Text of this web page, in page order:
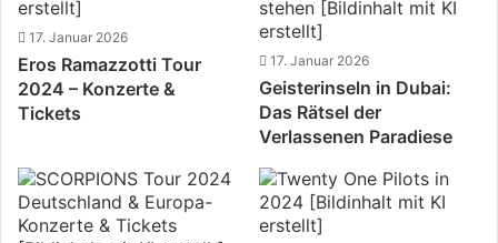
17. Januar 2026
Eros Ramazzotti Tour
2024 – Konzerte &
Tickets
17. Januar 2026
Geisterinseln in Dubai:
Das Rätsel der
Verlassenen Paradiese